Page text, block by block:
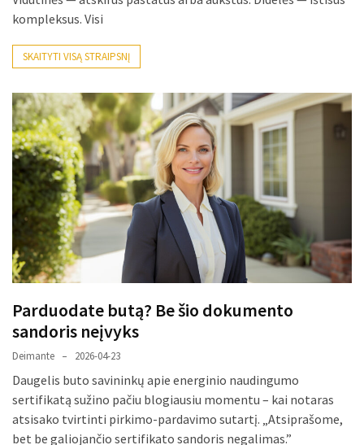
pakeistos
detalės,
bildesys
kaip
atpažinti,
kad
gedimo
niekas
neieškojo
Krovinių
pervežimas
kiek
laiko
tikrųjų
trunka
pristatymas?
kompleksus. Visi
SKAITYTI VISĄ STRAIPSNĮ
Parduodate butą? Be šio dokumento
sandoris neįvyks
Deimante 2026-04-23
Daugelis buto savininkų apie energinio naudingumo
sertifikatą sužino pačiu blogiausiu momentu – kai notaras
atsisako tvirtinti pirkimo-pardavimo sutartį. „Atsiprašome,
bet be galiojančio sertifikato sandoris negalimas.”